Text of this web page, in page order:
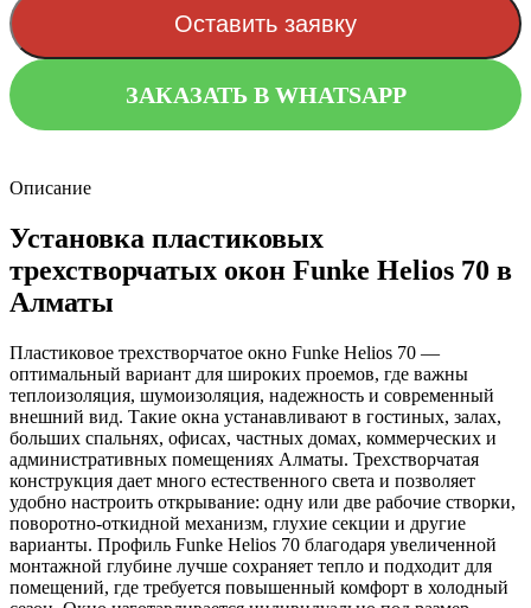
Оставить заявку
ЗАКАЗАТЬ В WHATSAPP
Описание
Установка пластиковых
трехстворчатых окон Funke Helios 70 в
Алматы
Пластиковое трехстворчатое окно Funke Helios 70 —
оптимальный вариант для широких проемов, где важны
теплоизоляция, шумоизоляция, надежность и современный
внешний вид. Такие окна устанавливают в гостиных, залах,
больших спальнях, офисах, частных домах, коммерческих и
административных помещениях Алматы. Трехстворчатая
конструкция дает много естественного света и позволяет
удобно настроить открывание: одну или две рабочие створки,
поворотно-откидной механизм, глухие секции и другие
варианты. Профиль Funke Helios 70 благодаря увеличенной
монтажной глубине лучше сохраняет тепло и подходит для
помещений, где требуется повышенный комфорт в холодный